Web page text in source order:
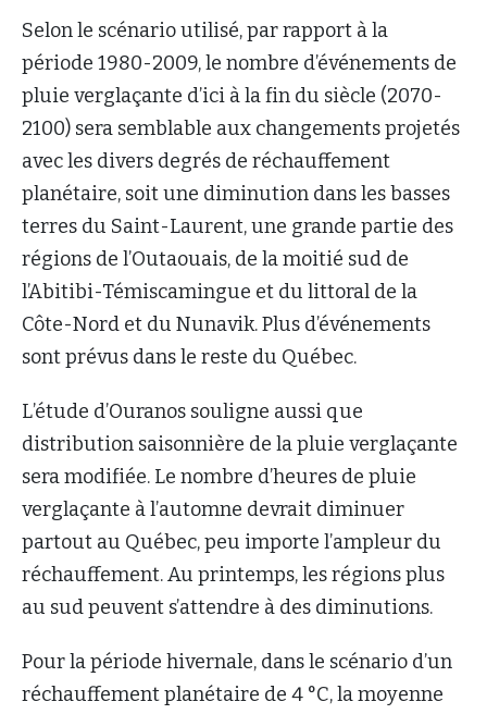
Selon le scénario utilisé, par rapport à la
période 1980-2009, le nombre d’événements de
pluie verglaçante d’ici à la fin du siècle (2070-
2100) sera semblable aux changements projetés
avec les divers degrés de réchauffement
planétaire, soit une diminution dans les basses
terres du Saint-Laurent, une grande partie des
régions de l’Outaouais, de la moitié sud de
l’Abitibi-Témiscamingue et du littoral de la
Côte-Nord et du Nunavik. Plus d’événements
sont prévus dans le reste du Québec.
L’étude d’Ouranos souligne aussi que
distribution saisonnière de la pluie verglaçante
sera modifiée. Le nombre d’heures de pluie
verglaçante à l’automne devrait diminuer
partout au Québec, peu importe l’ampleur du
réchauffement. Au printemps, les régions plus
au sud peuvent s’attendre à des diminutions.
Pour la période hivernale, dans le scénario d’un
réchauffement planétaire de 4 °C, la moyenne